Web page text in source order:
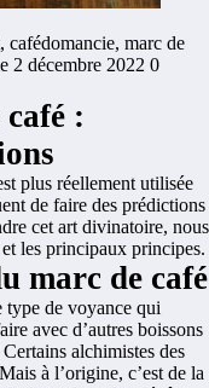
, cafédomancie, marc de
2 décembre 2022 0
:
plus réellement utilisée
de faire des prédictions
cet art divinatoire, nous
les principaux principes.
marc de café
type de voyance qui
avec d’autres boissons
alchimistes des
à l’origine, c’est de la